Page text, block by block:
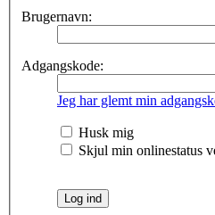
Brugernavn:
Adgangskode:
Jeg har glemt min
Husk mig
Skjul min onlinestatus